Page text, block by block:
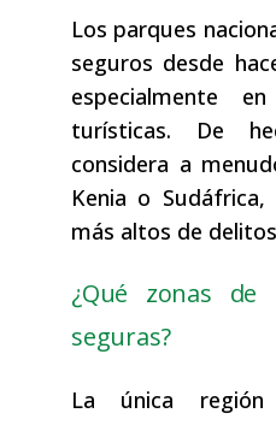
Los parques
seguros desde
especialmente
turísticas. De
considera a
Kenia o
más altos de
¿Qué zonas de
seguras?
La única